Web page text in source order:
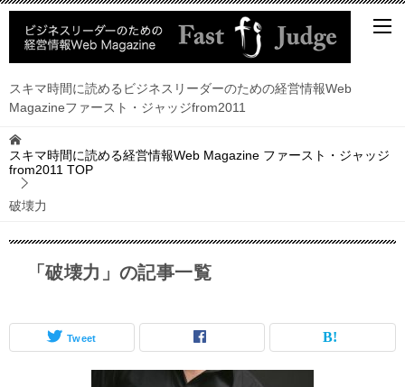
スキマ時間に読めるビジネスリーダーのための経営情報Web
Magazineファースト・ジャッジfrom2011
スキマ時間に読める経営情報Web Magazine ファースト・ジャッジ
from2011 TOP
破壊力
「破壊力」の記事一覧
Tweet